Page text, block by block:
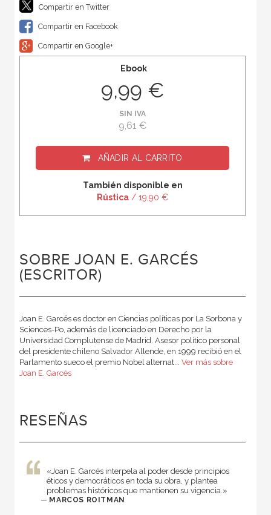
Compartir en Twitter
Compartir en Facebook
Compartir en Google+
Ebook
9,99 €
SIN IVA
9,61 €
AÑADIR AL CARRITO
También disponible en
Rústica / 19,90 €
SOBRE JOAN E. GARCÉS
(ESCRITOR)
Joan E. Garcés es doctor en Ciencias políticas por La Sorbona y
Sciences-Po, además de licenciado en Derecho por la
Universidad Complutense de Madrid. Asesor político personal
del presidente chileno Salvador Allende, en 1999 recibió en el
Parlamento sueco el premio Nobel alternat... Ver más sobre
Joan E. Garcés
RESEÑAS
«Joan E. Garcés interpela al poder desde principios
éticos y democráticos en toda su obra, y plantea
problemas históricos que mantienen su vigencia.»
— MARCOS ROITMAN